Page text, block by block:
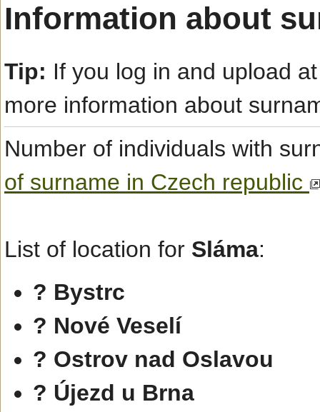
Information about
Tip: If you log in and upload
more information about
Number of individuals with
of surname in Czech republic
List of location for Sláma:
? Bystrc
? Nové Veselí
? Ostrov nad Oslavou
? Újezd u Brna